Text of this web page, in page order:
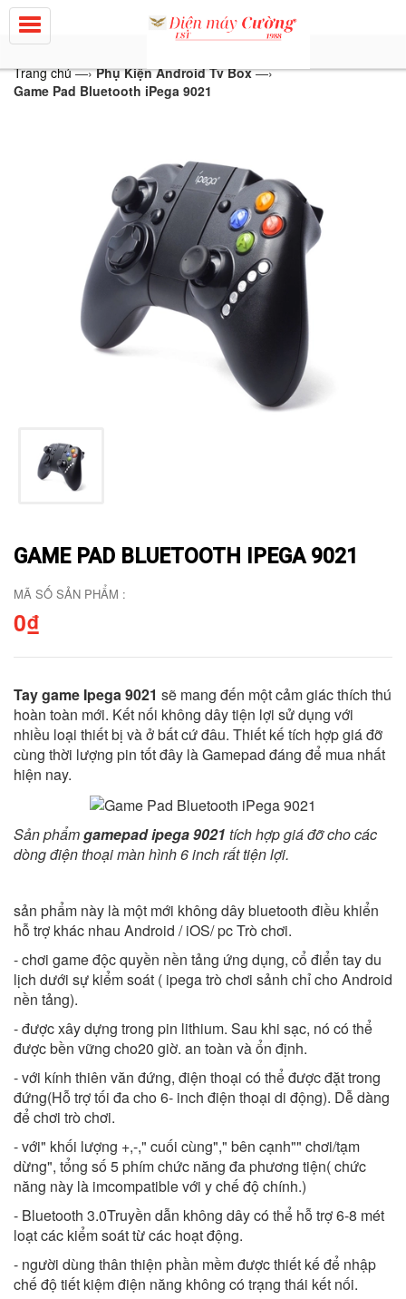
Trang chủ—› Phụ Kiện Android Tv Box—›
Game Pad Bluetooth iPega 9021
GAME PAD BLUETOOTH IPEGA 9021
MÃ SỐ SẢN PHẨM :
0₫
Tay game Ipega 9021 sẽ mang đến một cảm giác thích thú
hoàn toàn mới. Kết nối không dây tiện lợi sử dụng với
nhiều loại thiết bị và ở bất cứ đâu. Thiết kế tích hợp giá đỡ
cùng thời lượng pin tốt đây là Gamepad đáng để mua nhất
hiện nay.
Sản phẩmgamepad ipega 9021 tích hợp giá đỡ cho các
dòng điện thoại màn hình 6 inch rất tiện lợi.
sản phẩm này là một mới không dây bluetooth điều khiển
hỗ trợ khác nhau Android / iOS/ pc Trò chơi.
- chơi game độc quyền nền tảng ứng dụng, cổ điển tay du
lịch dưới sự kiểm soát ( ipega trò chơi sảnh chỉ cho Android
nền tảng).
- được xây dựng trong pin lithium. Sau khi sạc, nó có thể
được bền vững cho20 giờ. an toàn và ổn định.
- với kính thiên văn đứng, điện thoại có thể được đặt trong
đứng(Hỗ trợ tối đa cho 6- inch điện thoại di động). Dễ dàng
để chơi trò chơi.
- với" khối lượng +,-," cuối cùng"," bên cạnh"" chơi/tạm
dừng", tổng số 5 phím chức năng đa phương tiện( chức
năng này là imcompatible với y chế độ chính.)
- Bluetooth 3.0Truyền dẫn không dây có thể hỗ trợ 6-8 mét
loạt các kiểm soát từ các hoạt động.
- người dùng thân thiện phần mềm được thiết kế để nhập
chế độ tiết kiệm điện năng không có trạng thái kết nối.